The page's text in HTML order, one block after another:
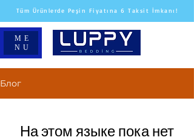
ME
NU
Tüm Ürünlerde Peşin Fiyatına 6 Taksit İmkanı!
Блог
На этом языке пока нет